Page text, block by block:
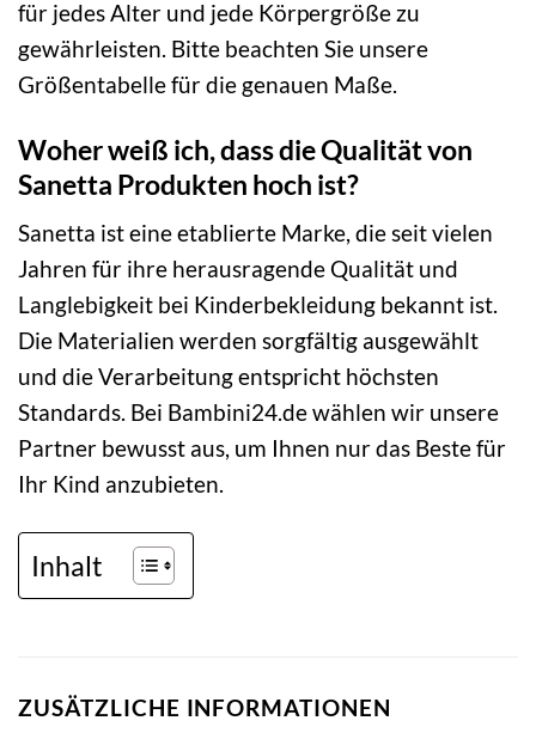
für jedes Alter und jede Körpergröße zu
gewährleisten. Bitte beachten Sie unsere
Größentabelle für die genauen Maße.
Woher weiß ich, dass die Qualität von
Sanetta Produkten hoch ist?
Sanetta ist eine etablierte Marke, die seit vielen
Jahren für ihre herausragende Qualität und
Langlebigkeit bei Kinderbekleidung bekannt ist.
Die Materialien werden sorgfältig ausgewählt
und die Verarbeitung entspricht höchsten
Standards. Bei Bambini24.de wählen wir unsere
Partner bewusst aus, um Ihnen nur das Beste für
Ihr Kind anzubieten.
Inhalt
ZUSÄTZLICHE INFORMATIONEN